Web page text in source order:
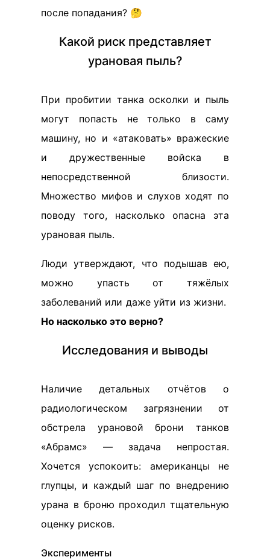
после попадания? 🤔
Какой риск представляет
урановая пыль?
При пробитии танка осколки и пыль
могут попасть не только в саму
машину, но и «атаковать» вражеские
и дружественные войска в
непосредственной близости.
Множество мифов и слухов ходят по
поводу того, насколько опасна эта
урановая пыль.
Люди утверждают, что подышав ею,
можно упасть от тяжёлых
заболеваний или даже уйти из жизни.
Но насколько это верно?
Исследования и выводы
Наличие детальных отчётов о
радиологическом загрязнении от
обстрела урановой брони танков
«Абрамс» — задача непростая.
Хочется успокоить: американцы не
глупцы, и каждый шаг по внедрению
урана в броню проходил тщательную
оценку рисков.
Эксперименты